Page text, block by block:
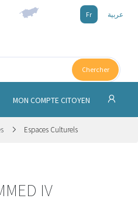
Fr عربية
Chercher
MON COMPTE CITOYEN
Espaces Culturels
IV